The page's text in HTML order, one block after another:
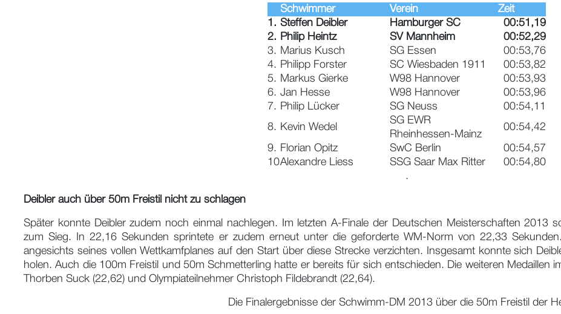
Schwimmer Verein
Zeit
1. Steffen Deibler Hamburger SC
00:51,19
2.
Philip Heintz SV Mannheim
00:52,29
3. Marius Kusch SG Essen
00:53,76
4. Philipp Forster SC Wiesbaden 1911
00:53,82
5. Markus Gierke W98 Hannover
00:53,93
6. Jan Hesse W98 Hannover
00:53,96
7. Philip Lücker SG Neuss 00:54,11
8. Kevin Wedel
SG EWR
Rheinhessen-Mainz
00:54,42
9. Florian Opitz SwC Berlin
00:54,57
10Alexandre Liess SSG Saar Max Ritter
00:54,80
.
Deibler auch über 50m Freistil nicht zu schlagen
Später konnte Deibler zudem noch einmal nachlegen. Im letzten A-Finale der Deutschen Meisterschaften 2013
zum Sieg. In 22,16 Sekunden sprintete er zudem erneut unter die geforderte WM-Norm von 22,33
angesichts seines vollen Wettkamfplanes auf den Start über diese Strecke verzichten. Insgesamt konnte sich
holen. Auch die 100m Freistil und 50m Schmetterling hatte er bereits für sich entschieden. Die weiteren Medaillen
Thorben Suck (22,62) und Olympiateilnehmer Christoph Fildebrandt (22,64).
Die Finalergebnisse der Schwimm-DM 2013 über die 50m Freistil der